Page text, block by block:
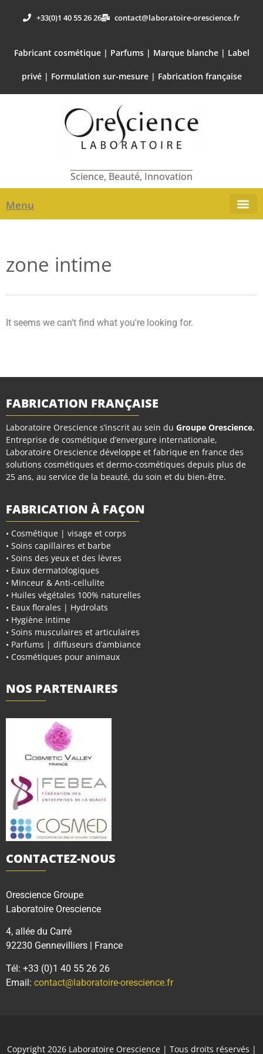
+33(0)1 40 55 26 26 contact@laboratoire-orescience.fr
Fabricant cosmétique | Parfums | Marque blanche | Label
privé | Formulation sur-mesure | Fabrication française
Science, Beauté, Innovation
Menu
zone intime
It seems we can't find what you're looking for.
FABRICATION FRANÇAISE
Laboratoire Orescience s’inscrit au sein du Groupe Orescience.
Entreprise de cosmétique d’envergure internationale,
Laboratoire Orescience développe et fabrique en france des
solutions cosmétiques et dermo-cosmétiques depuis plus de
25 ans, au service de la beauté, du soin et du bien-être.
FABRICATION À FAÇON
• Cosmétique | visage et corps
• Soins capillaires et barbe
• Soins des yeux et des lèvres
• Eaux dermatologiques
• Minceur & Anti-cellulite
• Huiles végétales 100% naturelles
• Eaux florales | Hydrolats
• Hygiène intime
• Soins musculaires et articulaires
• Parfums | diffuseurs d’ambiance
• Cosmétiques pour animaux
NOS PARTENAIRES
CONTACTEZ-NOUS
Orescience Groupe
Laboratoire Orescience
4, allée du Carré
92230 Gennevilliers | France
Tél: +33 (0)1 40 55 26 26
Email: contact@laboratoire-orescience.fr
Copyright 2026 Laboratoire Orescience | Tous droits réservés |